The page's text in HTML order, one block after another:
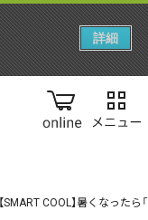
online
【SMART COOL】暑くなった
詳細